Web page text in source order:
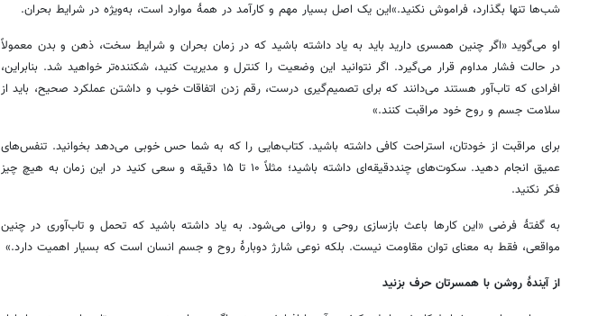
شب‌ها تنها بگذارد، فراموش نکنید.»این یک اصل بسیار مهم و کارآمد در همهٔ موارد است، به‌ویژه در شرایط بحران.
او می‌گوید «اگر چنین همسری دارید باید به یاد داشته باشید که در زمان بحران و شرایط سخت، ذهن و بدن معمولاً
در حالت فشار مداوم قرار می‌گیرد. اگر نتوانید این وضعیت را کنترل و مدیریت کنید، شکننده‌تر خواهید شد. بنابراین،
افرادی که تاب‌آور هستند می‌دانند که برای تصمیم‌گیری درست، رقم زدن اتفاقات خوب و داشتن عملکرد صحیح، باید از
سلامت جسم و روح خود مراقبت کنند.»
برای مراقبت از خودتان، استراحت کافی داشته باشید. کتاب‌هایی را که به شما حس خوبی می‌دهد بخوانید. تنفس‌های
عمیق انجام دهید. سکوت‌های چنددقیقه‌ای داشته باشید؛ مثلاً ۱۰ تا ۱۵ دقیقه و سعی کنید در این زمان به هیچ چیز
فکر نکنید.
به گفتهٔ فرضی «این کارها باعث بازسازی روحی و روانی می‌شود. به یاد داشته باشید که تحمل و تاب‌آوری در چنین
مواقعی، فقط به معنای توان مقاومت نیست. بلکه نوعی شارژ دوبارهٔ روح و جسم انسان است که بسیار اهمیت دارد.»
از آیندهٔ روشن با همسرتان حرف بزنید